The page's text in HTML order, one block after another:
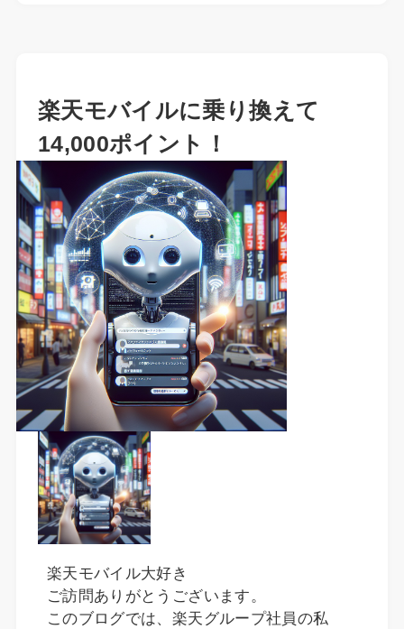
楽天モバイルに乗り換えて
14,000ポイント！
楽天モバイル大好き
ご訪問ありがとうございます。
このブログでは、楽天グループ社員の私